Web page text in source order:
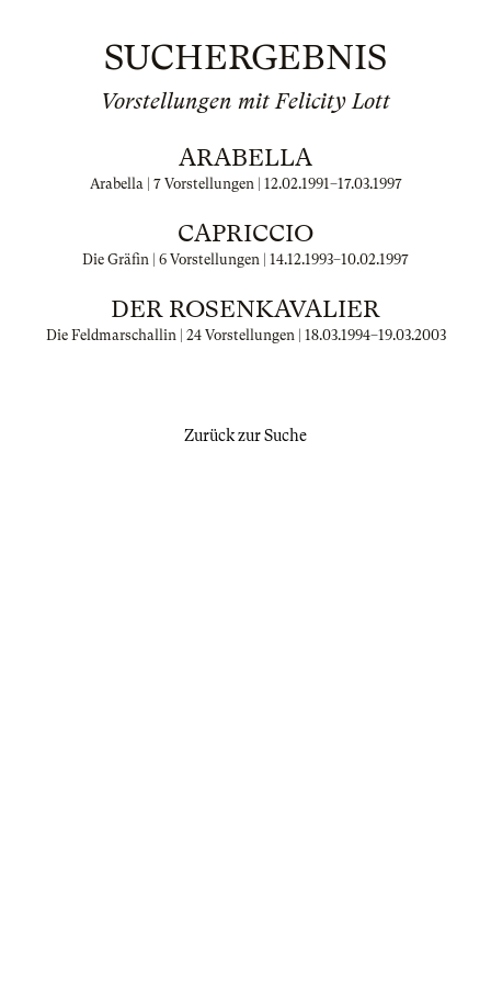
SUCHERGEBNIS
Vorstellungen mit Felicity Lott
ARABELLA
Arabella | 7 Vorstellungen | 12.02.1991–17.03.1997
CAPRICCIO
Die Gräfin | 6 Vorstellungen | 14.12.1993–10.02.1997
DER ROSENKAVALIER
Die Feldmarschallin | 24 Vorstellungen | 18.03.1994–19.03.2003
Zurück zur Suche